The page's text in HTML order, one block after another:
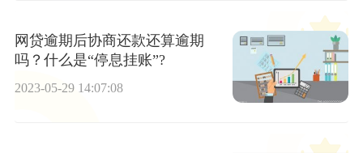
网贷逾期后协商还款还算逾期
吗？什么是“停息挂账”?
2023-05-29 14:07:08